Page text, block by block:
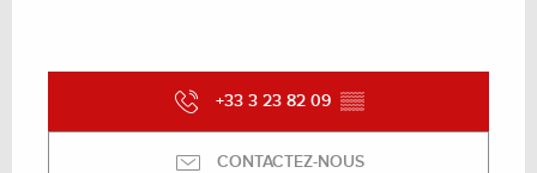
+33 3 23 82 09 ▒▒
CONTACTEZ-NOUS